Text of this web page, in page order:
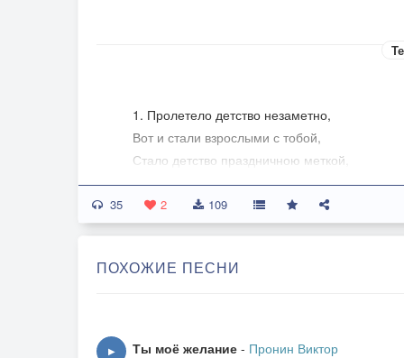
1. Пролетело детство незаметно,
Вот и стали взрослыми с тобой,
Стало детство праздничною меткой,
Нашей жизни взлётной полосой.
Лишь воспоминания о детстве
Сохранил в себе фотоальбом,
Мы с тобою подружились в нём.
Только память нас в детство вернёт,
35 2 109
ПОХОЖИЕ ПЕСНИ
▶ Ты моё желание - Пронин Виктор